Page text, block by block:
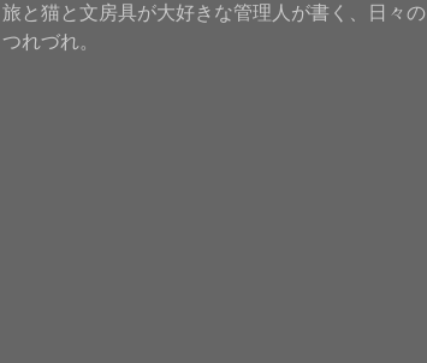
旅と猫と文房具が大好きな管理人が書く、日々の
つれづれ。